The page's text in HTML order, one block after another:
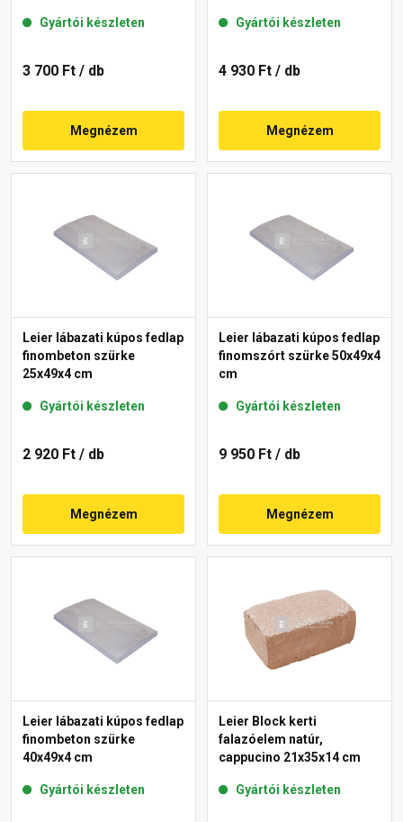
Gyártói készleten
3 700 Ft / db
Megnézem
Gyártói készleten
4 930 Ft / db
Megnézem
Leier lábazati kúpos fedlap
finombeton szürke
25x49x4 cm
Gyártói készleten
2 920 Ft / db
Megnézem
Leier lábazati kúpos fedlap
finomszórt szürke 50x49x4
cm
Gyártói készleten
9 950 Ft / db
Megnézem
Leier lábazati kúpos fedlap
finombeton szürke
40x49x4 cm
Gyártói készleten
Leier Block kerti
falazóelem natúr,
cappucino 21x35x14 cm
Gyártói készleten